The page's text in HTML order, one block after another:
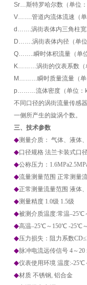
Sr…斯特罗哈尔数（单位
V…….管道内流体流速（单
d…….涡街表体内三角柱宽
D…….涡街表体内径（单
Q……..瞬时体积流量（单
K………涡街的仪表系数（
M………瞬时质量流量（单
p………流体密度（单位：
不同口径的涡街流量传感
一侧所产生的旋涡个数。
三、技术参数
◆测量介质： 气体、液体
◆口径规格 法兰卡装式口径
◆公称压力：
◆流量测量范围 正常测量
◆正常测量流量范围 液体
◆测量精度 1.0级 1.5级
◆被测介质温度:常温–25℃
◆高温–25℃～150℃ -25℃
◆压力损失：阻力系数CD
◆脉冲电流远传信号 4～
◆仪表使用环境 温度:-
◆材质 不锈钢, 铝合金